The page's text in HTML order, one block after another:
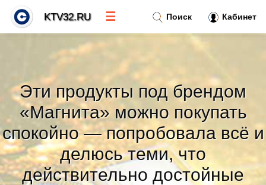
Эти продукты под брендом
«Магнита» можно покупать
спокойно — попробовала всё и
делюсь теми, что
действительно достойные
Поиск Кабинет
KTV32.RU ☰
Тренды новостей»
Рубрики»
Правила